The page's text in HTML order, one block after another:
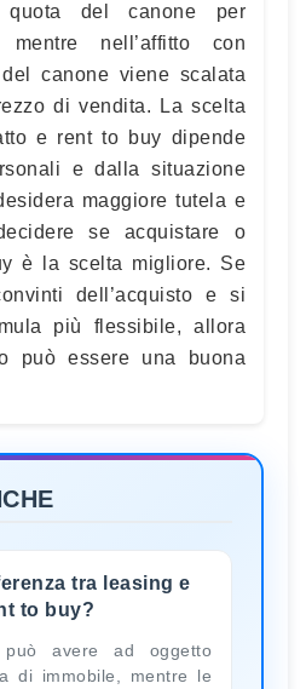
quota del canone per
mentre nell’affitto con
canone viene scalata
di vendita. La scelta
e rent to buy dipende
e dalla situazione
maggiore tutela e
se acquistare o
è la scelta migliore. Se
dell’acquisto e si
più flessibile, allora
può essere una buona
tra leasing e
to buy?
avere ad oggetto
di immobile, mentre le